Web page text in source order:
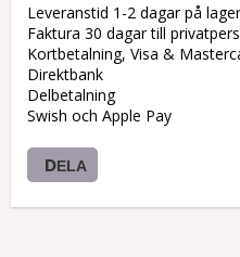
Leveranstid 1-2 dagar på
Faktura 30 dagar till
Kortbetalning, Visa &
Direktbank
Delbetalning
Swish och Apple Pay
DELA